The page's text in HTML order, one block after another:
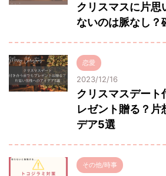
クリスマスに片思
ないのは脈なし？
恋愛
2023/12/16
クリスマスデート
レゼント贈る？片
デア5選
その他/時事